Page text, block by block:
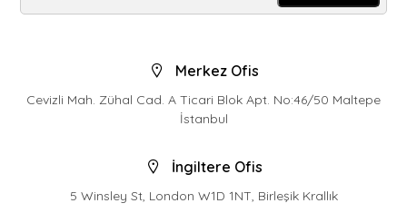
Merkez Ofis
Cevizli Mah. Zühal Cad. A Ticari Blok Apt. No:46/50 Maltepe
İstanbul
İngiltere Ofis
5 Winsley St, London W1D 1NT, Birleşik Krallık